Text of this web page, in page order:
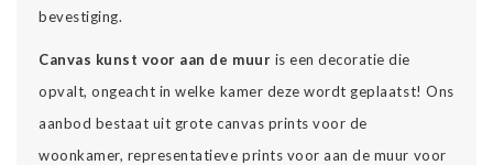
bevestiging.
Canvas kunst voor aan de muur is een decoratie die
opvalt, ongeacht in welke kamer deze wordt geplaatst! Ons
aanbod bestaat uit grote canvas prints voor de
woonkamer, representatieve prints voor aan de muur voor